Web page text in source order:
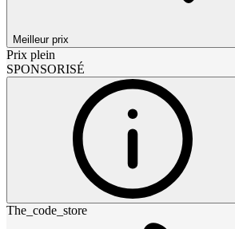
Meilleur prix
Prix plein
SPONSORISÉ
The_code_store